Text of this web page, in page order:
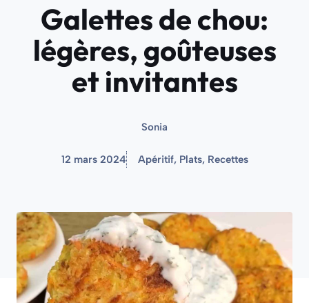
Galettes de chou:
légères, goûteuses
et invitantes
Sonia
12 mars 2024 Apéritif, Plats, Recettes